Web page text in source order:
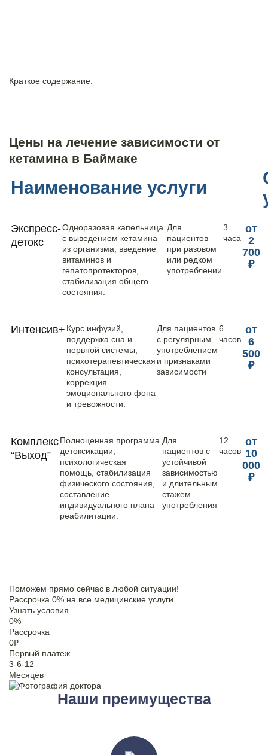
Краткое содержание:
Цены на лечение зависимости от
кетамина в Баймаке
Наименование услуги
Экспресс-
детокс
Одноразовая капельница
с выведением кетамина
из организма, введение
витаминов и
гепатопротекторов,
стабилизация общего
состояния.
Для
пациентов
при разовом
или редком
употреблении
3
часа
от
2
700
₽
Интенсив+ Курс инфузий,
поддержка сна и
нервной системы,
психотерапевтическая
консультация,
коррекция
эмоционального фона
и тревожности.
Для пациентов
с регулярным
употреблением
и признаками
зависимости
6
часов
от
6
500
₽
Комплекс
“Выход”
Полноценная программа
детоксикации,
психологическая
помощь, стабилизация
физического состояния,
составление
индивидуального плана
реабилитации.
Для
пациентов с
устойчивой
зависимостью
и длительным
стажем
употребления
12
часов
от
10
000
₽
Поможем прямо сейчас в любой ситуации!
Рассрочка 0% на все медицинские услуги
Узнать условия
0%
Рассрочка
0₽
Первый платеж
3-6-12
Месяцев
Наши преимущества